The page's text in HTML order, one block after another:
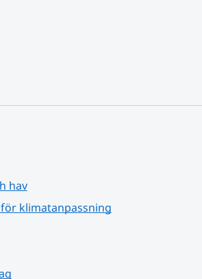
hav
klimatanpassning